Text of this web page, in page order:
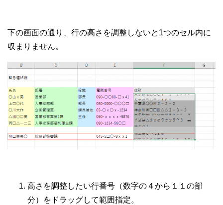
下の画面の通り、行の高さを調整しないと1つのセル内に
収まりません。
高さを調整したい行番号（数字の４から１１の部
分）をドラッグして範囲指定。